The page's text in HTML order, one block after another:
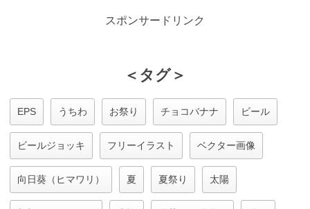
スポンサードリンク
＜タグ＞
EPS うちわ お祭り チョコバナナ ビール
ビールジョッキ フリーイラスト ベクター画像
向日葵（ヒマワリ） 夏 夏祭り 太陽